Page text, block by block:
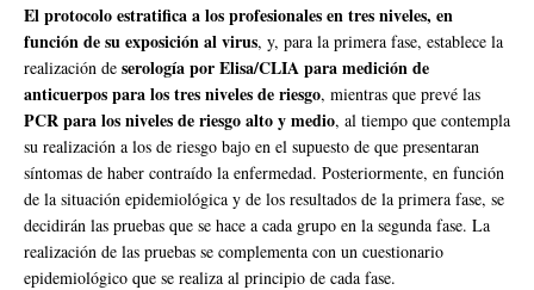
El protocolo estratifica a los profesionales en tres niveles, en
función de su exposición al virus, y, para la primera fase, establece la
realización de serología por Elisa/CLIAparamedición de
anticuerpos para los tres niveles de riesgo, mientras que prevé las
PCR para los niveles de riesgo alto y medio, al tiempo que contempla
su realización a los de riesgo bajo en el supuesto de que presentaran
síntomas de haber contraído la enfermedad. Posteriormente, en función
de la situación epidemiológica y de los resultados de la primera fase, se
decidirán las pruebas que se hace a cada grupo en la segunda fase. La
realización de las pruebas se complementa con un cuestionario
epidemiológico que se realiza al principio de cada fase.